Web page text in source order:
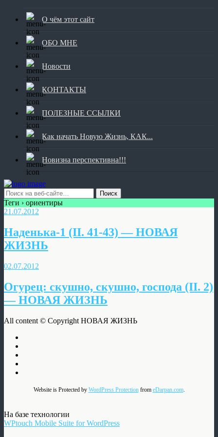
О чём этот сайт
ОБО МНЕ
Новости
КОНТАКТЫ
ПОЛЕЗНЫЕ ССЫЛКИ
Как начать Новую Жизнь, КАК...
Новизна перспективна!!!
Теги › ориентиры
21.07.2012
Наденька-1 (II. 41-43) — НОВАЯ
ЖИЗНЬ
02.07.2012
Огурец: скушно, скушно, господа (II. 2)
— НОВАЯ ЖИЗНЬ
All content © Copyright НОВАЯ ЖИЗНЬ
Website is Protected by WordPress Protectionfrom eDarpan.com.
На базе технологии
WPtouch Mobile Suite for WordPress